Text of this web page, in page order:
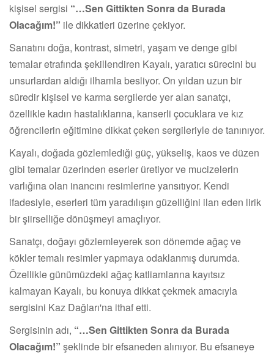
kişisel sergisi “…Sen Gittikten Sonra da Burada
Olacağım!” ile dikkatleri üzerine çekiyor.
Sanatını doğa, kontrast, simetri, yaşam ve denge gibi
temalar etrafında şekillendiren Kayalı, yaratıcı sürecini bu
unsurlardan aldığı ilhamla besliyor. On yıldan uzun bir
süredir kişisel ve karma sergilerde yer alan sanatçı,
özellikle kadın hastalıklarına, kanserli çocuklara ve kız
öğrencilerin eğitimine dikkat çeken sergileriyle de tanınıyor.
Kayalı, doğada gözlemlediği güç, yükseliş, kaos ve düzen
gibi temalar üzerinden eserler üretiyor ve mucizelerin
varlığına olan inancını resimlerine yansıtıyor. Kendi
ifadesiyle, eserleri tüm yaradılışın güzelliğini ilan eden lirik
bir şiirselliğe dönüşmeyi amaçlıyor.
Sanatçı, doğayı gözlemleyerek son dönemde ağaç ve
kökler temalı resimler yapmaya odaklanmış durumda.
Özellikle günümüzdeki ağaç katliamlarına kayıtsız
kalmayan Kayalı, bu konuya dikkat çekmek amacıyla
sergisini Kaz Dağları'na ithaf etti.
Sergisinin adı, “…Sen Gittikten Sonra da Burada
Olacağım!” şeklinde bir efsaneden alınıyor. Bu efsaneye